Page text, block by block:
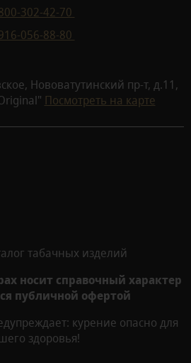
302-42-70
056-88-80
Нововатутинский пр-т, д.11,
Посмотреть на карте
табачных изделий
носит справочный характер
публичной офертой
курение опасно для
здоровья!